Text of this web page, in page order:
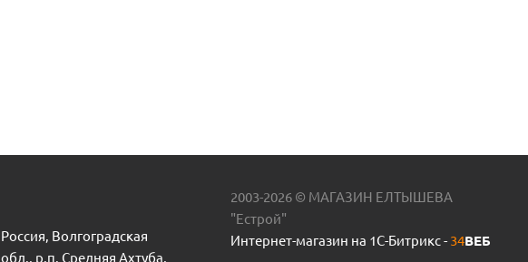
Россия, Волгоградская
обл., р.п. Средняя Ахтуба,
2003-2026 © МАГАЗИН ЕЛТЫШЕВА
"Естрой"
Интернет-магазин на 1С-Битрикс - 34ВЕБ